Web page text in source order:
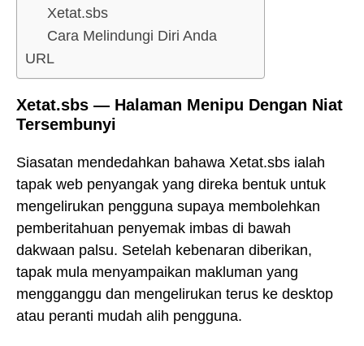
Xetat.sbs
Cara Melindungi Diri Anda
URL
Xetat.sbs — Halaman Menipu Dengan Niat
Tersembunyi
Siasatan mendedahkan bahawa Xetat.sbs ialah
tapak web penyangak yang direka bentuk untuk
mengelirukan pengguna supaya membolehkan
pemberitahuan penyemak imbas di bawah
dakwaan palsu. Setelah kebenaran diberikan,
tapak mula menyampaikan makluman yang
mengganggu dan mengelirukan terus ke desktop
atau peranti mudah alih pengguna.